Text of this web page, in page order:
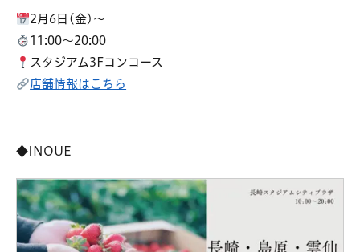
2月6日(金)～
11:00～20:00
スタジアム3Fコンコース
店舗情報はこちら
◆INOUE